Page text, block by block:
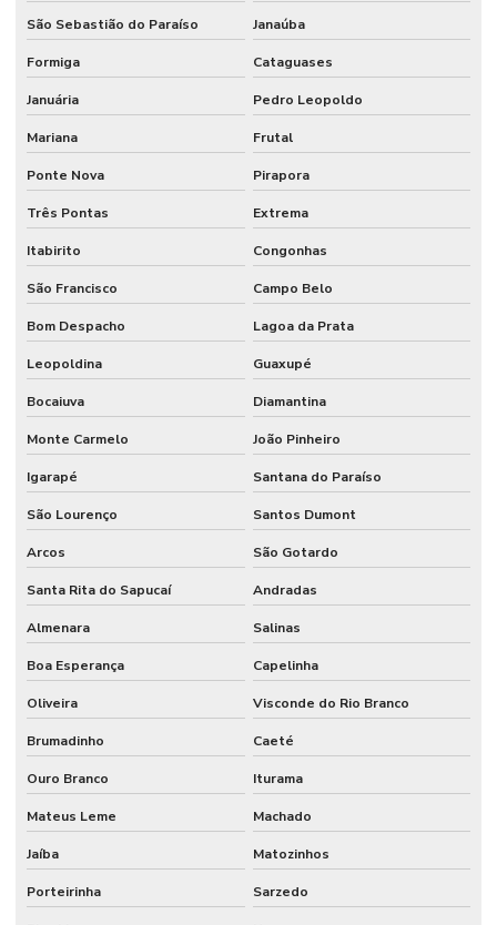
São Sebastião do Paraíso Janaúba
Formiga Cataguases
Januária Pedro Leopoldo
Mariana Frutal
Ponte Nova Pirapora
Três Pontas Extrema
Itabirito Congonhas
São Francisco Campo Belo
Bom Despacho Lagoa da Prata
Leopoldina Guaxupé
Bocaiuva Diamantina
Monte Carmelo João Pinheiro
Igarapé Santana do Paraíso
São Lourenço Santos Dumont
Arcos São Gotardo
Santa Rita do Sapucaí Andradas
Almenara Salinas
Boa Esperança Capelinha
Oliveira Visconde do Rio Branco
Brumadinho Caeté
Ouro Branco Iturama
Mateus Leme Machado
Jaíba Matozinhos
Porteirinha Sarzedo